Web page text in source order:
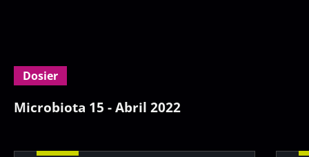
Dosier
Microbiota 15 - Abril 2022